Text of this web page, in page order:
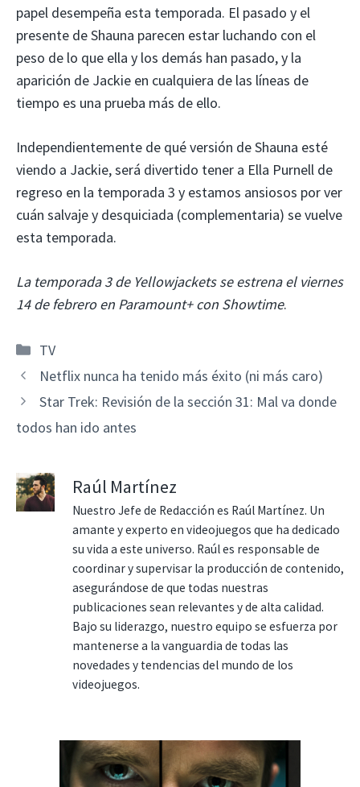
papel desempeña esta temporada. El pasado y el
presente de Shauna parecen estar luchando con el
peso de lo que ella y los demás han pasado, y la
aparición de Jackie en cualquiera de las líneas de
tiempo es una prueba más de ello.
Independientemente de qué versión de Shauna esté
viendo a Jackie, será divertido tener a Ella Purnell de
regreso en la temporada 3 y estamos ansiosos por ver
cuán salvaje y desquiciada (complementaria) se vuelve
esta temporada.
La temporada 3 de Yellowjackets se estrena el viernes
14 de febrero en Paramount+ con Showtime.
Categorías
TV
Netflix nunca ha tenido más éxito (ni más caro)
Star Trek: Revisión de la sección 31: Mal va donde
todos han ido antes
Raúl Martínez
Nuestro Jefe de Redacción es Raúl Martínez. Un
amante y experto en videojuegos que ha dedicado
su vida a este universo. Raúl es responsable de
coordinar y supervisar la producción de contenido,
asegurándose de que todas nuestras
publicaciones sean relevantes y de alta calidad.
Bajo su liderazgo, nuestro equipo se esfuerza por
mantenerse a la vanguardia de todas las
novedades y tendencias del mundo de los
videojuegos.